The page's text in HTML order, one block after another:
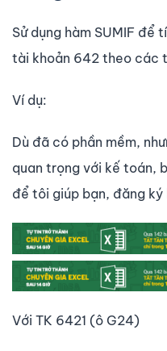
Sử dụng hàm SUMIF để
tài khoản 642 theo các
Ví dụ:
Dù đã có phần mềm,
quan trọng với kế toán,
để tôi giúp bạn, đăng ký
Với TK 6421 (ô G24)